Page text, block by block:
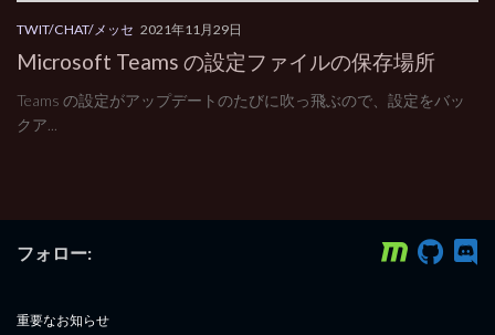
TWIT/CHAT/メッセ 2021年11月29日
Microsoft Teams の設定ファイルの保存場所
Teams の設定がアップデートのたびに吹っ飛ぶので、設定をバッ
クア...
フォロー:
重要なお知らせ